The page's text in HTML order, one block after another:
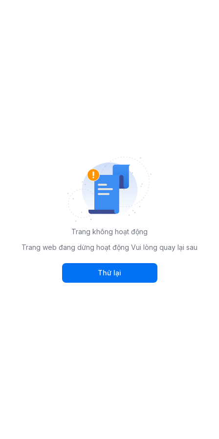
Trang không hoạt động
Trang web đang dừng hoạt động Vui lòng quay lại sau
Thử lại